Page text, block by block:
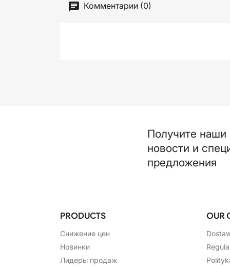
Комментарии (0)
Получите наши
новости и
предложения
PRODUCTS
Снижение цен
Новинки
Лидеры продаж
OUR